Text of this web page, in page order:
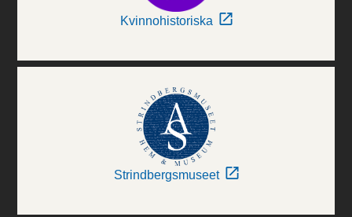
Kvinnohistoriska
Strindbergsmuseet